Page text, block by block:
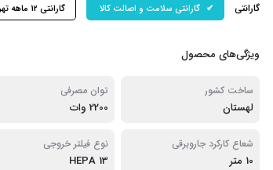
گارانتی گارانتی سلامت و اصالت کالا گارانتی 12 ماهه تهران سرویس
ویژگی‌های محصول
ساخت کشور
لهستان
توان مصرفی
2200 وات
شعاع کارکرد جاروبرقی
10 متر
نوع فیلتر خروجی
13 HEPA